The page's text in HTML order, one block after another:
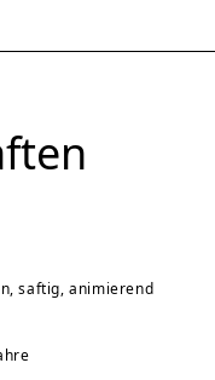
saftig, animierend